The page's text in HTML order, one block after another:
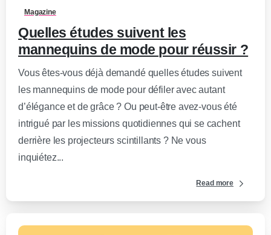
Magazine
Quelles études suivent les
mannequins de mode pour réussir ?
Vous êtes-vous déjà demandé quelles études suivent
les mannequins de mode pour défiler avec autant
d’élégance et de grâce ? Ou peut-être avez-vous été
intrigué par les missions quotidiennes qui se cachent
derrière les projecteurs scintillants ? Ne vous
inquiétez...
Read more